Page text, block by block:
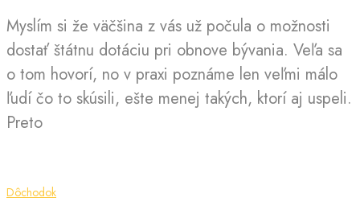
dotácia
na
obnovu
bývania
–
Myslím si že väčšina z vás už počula o možnosti
dostať štátnu dotáciu pri obnove bývania. Veľa sa
o tom hovorí, no v praxi poznáme len veľmi málo
ľudí čo to skúsili, ešte menej takých, ktorí aj uspeli.
Preto
Dôchodok